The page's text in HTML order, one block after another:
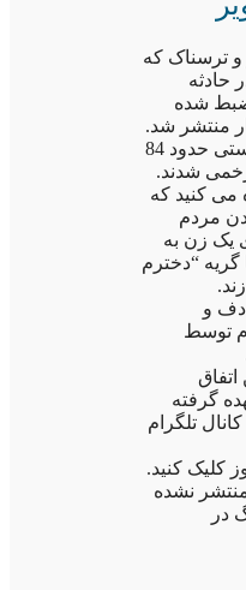
و ترسناک که
حادثه
شده
منتشر شد.
در این حادثه تروریستی حدود 84
و 50 نفر زخمی شدند.
می کنید که
مردم
یک زن به
“دخترم
و
توسط
گرفته
تلگرام
کلیک کنید.
نشده
در